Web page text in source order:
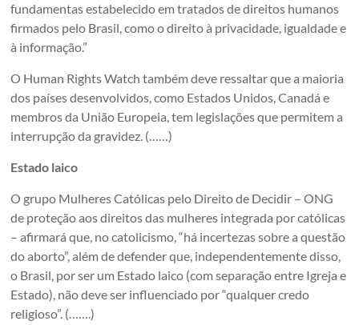
fundamentas estabelecido em tratados de direitos humanos
firmados pelo Brasil, como o direito à privacidade, igualdade e
à informação.”
O Human Rights Watch também deve ressaltar que a maioria
dos países desenvolvidos, como Estados Unidos, Canadá e
membros da União Europeia, tem legislações que permitem a
interrupção da gravidez. (……)
Estado laico
O grupo Mulheres Católicas pelo Direito de Decidir – ONG
de proteção aos direitos das mulheres integrada por católicas
– afirmará que, no catolicismo, “há incertezas sobre a questão
do aborto”, além de defender que, independentemente disso,
o Brasil, por ser um Estado laico (com separação entre Igreja e
Estado), não deve ser influenciado por “qualquer credo
religioso”. (…….)